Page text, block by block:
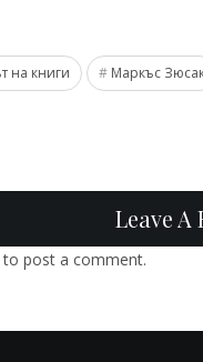
на книги Маркъс
Leave A
to post a comment.